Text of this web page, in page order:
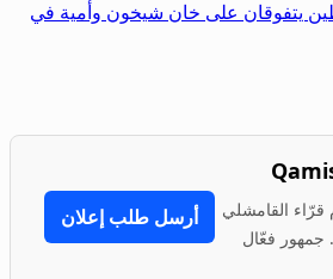
يتفوقان على خان شيخون وأمية في
القامشلي
جمهور فعّال
أرسل طلب إعلان